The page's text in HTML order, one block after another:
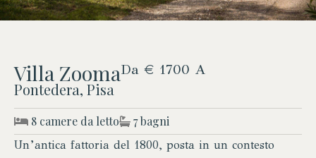
Villa ZoomaDa € 1700 A
Pontedera, Pisa
8 camere da letto 7 bagni
Un’antica fattoria del 1800, posta in un contesto